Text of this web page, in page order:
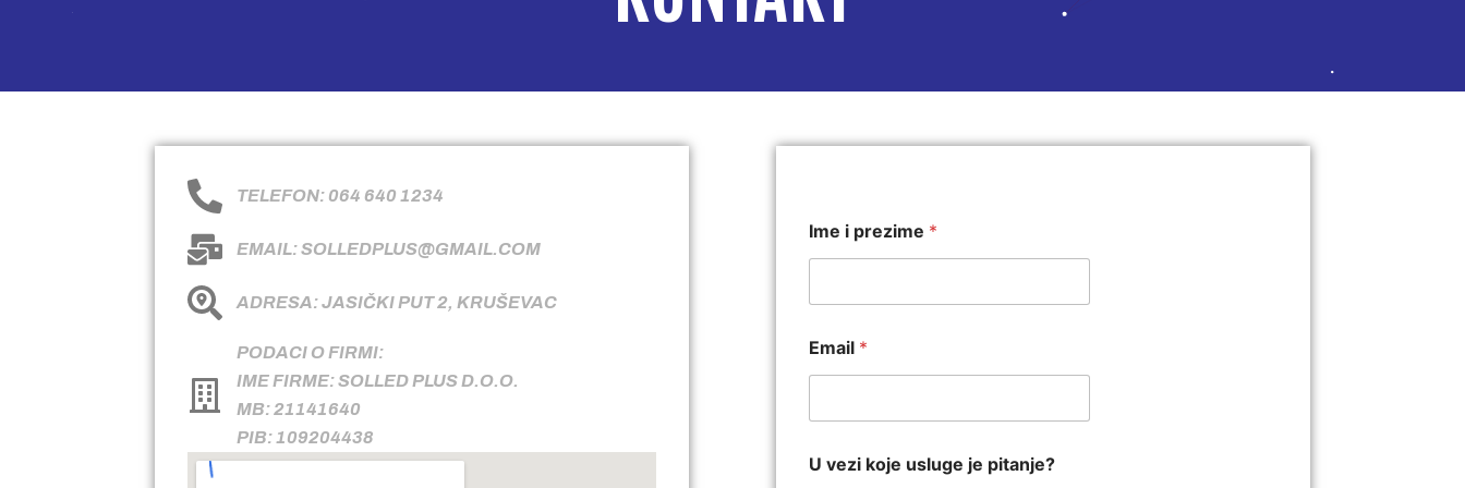
TELEFON: 064 640 1234
EMAIL: SOLLEDPLUS@GMAIL.COM
ADRESA: JASIČKI PUT 2, KRUŠEVAC
PODACI O FIRMI:
IME FIRME: SOLLED PLUS D.O.O.
MB: 21141640
PIB: 109204438
Ime i prezime *
Email *
U vezi koje usluge je pitanje?